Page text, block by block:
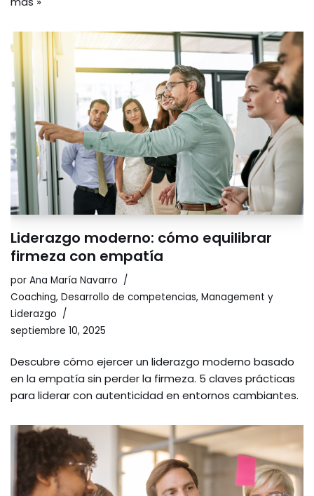
Liderazgo moderno: cómo equilibrar
firmeza con empatía
por Ana María Navarro
Coaching, Desarrollo de competencias, Management y
Liderazgo
septiembre 10, 2025
Descubre cómo ejercer un liderazgo moderno basado
en la empatía sin perder la firmeza. 5 claves prácticas
para liderar con autenticidad en entornos cambiantes.